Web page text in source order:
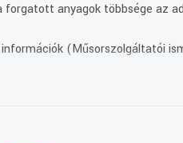
forgatott anyagok többsége az
(Műsorszolgáltatói
heti adásunkban az idei Sziget
volt néhány napra cityzennek